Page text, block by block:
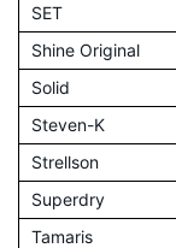
SET
Shine Original
Solid
Steven-K
Strellson
Superdry
Tamaris